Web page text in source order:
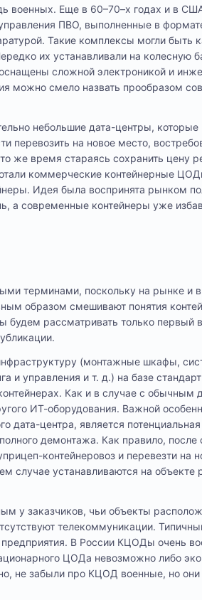
военных. Еще в 60–70–х годах и в
ПВО, выполненные в
Такие комплексы могли быть
их устанавливали на колесную
сложной электроникой и
можно смело назвать прообразом
небольшие дата-центры,
перевозить на новое место,
же время стараясь сохранить цену
коммерческие контейнерные
Идея была воспринята рынком
а современные контейнеры уже
терминами, поскольку на рынке и
образом смешивают понятия
рассматривать только первый
(монтажные шкафы,
и управления и т. д.) на базе
Как и в случае с обычным
ИТ-оборудования. Важной
дата-центра, является
демонтажа. Как правило, после
контейнеровоз и перевезти на
устанавливаются на объекте
у заказчиков, чьи объекты
телекоммуникации.
В России КЦОДы очень
ЦОДа невозможно либо
не забыли про КЦОД военные, но